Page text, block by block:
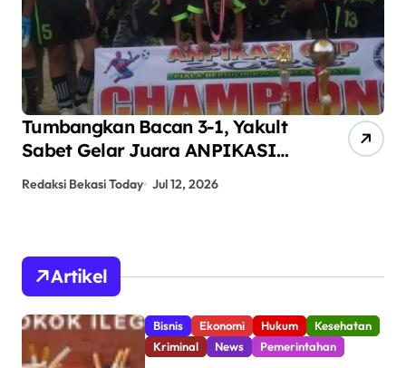
Tumbangkan Bacan 3-1, Yakult
Sabet Gelar Juara ANPIKASI
Redaksi Bekasi Today Jul 12, 2026
Artikel
Bisnis Ekonomi Hukum
Kesehatan
Kriminal
News Pemerintahan